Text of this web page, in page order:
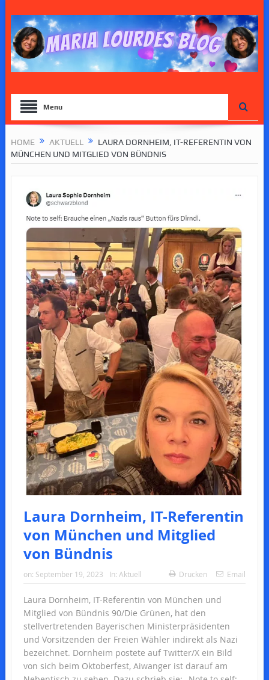
Menu
HOME AKTUELL
LAURA DORNHEIM, IT-REFERENTIN VON
MÜNCHEN UND MITGLIED VON BÜNDNIS
Laura Dornheim, IT-Referentin
von München und Mitglied
von Bündnis
on: September 19, 2023 In: Aktuell Drucken Email
Laura Dornheim, IT-Referentin von München und
Mitglied von Bündnis 90/Die Grünen, hat den
stellvertretenden Bayerischen Ministerpräsidenten
und Vorsitzenden der Freien Wähler indirekt als Nazi
bezeichnet. Dornheim postete auf Twitter/X ein Bild
von sich beim Oktoberfest, Aiwanger ist darauf am